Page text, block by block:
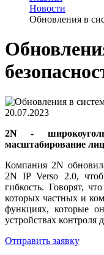
Новости
Обновления в
20.07.2023
2N -
масштабирование
Компания 2N
2N IP Verso 2.0,
гибкость. Говорят,
которых частных и
функциях, которые
устройствах контроля
Отправить заявку